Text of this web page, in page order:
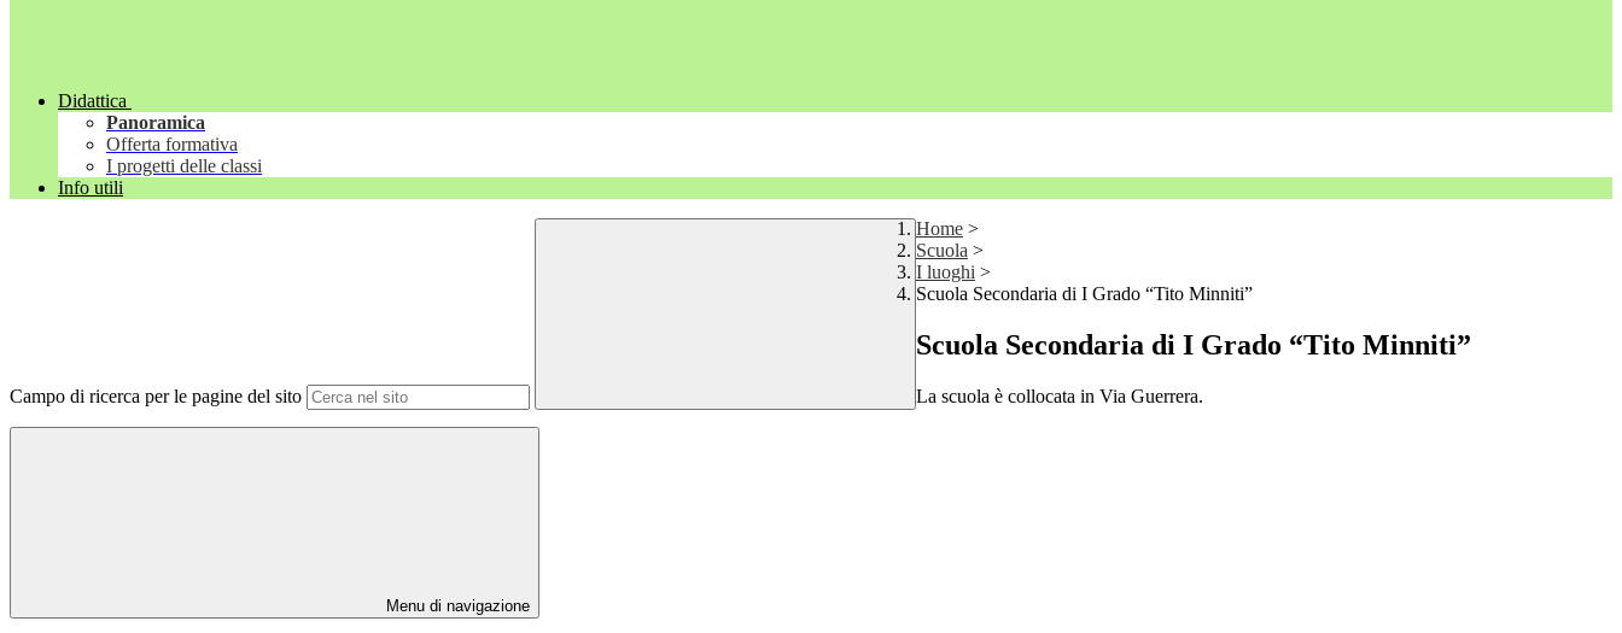
Didattica
Panoramica
Offerta formativa
I progetti delle classi
Info utili
Campo di ricerca per le pagine del sito
Home >
Scuola >
I luoghi >
Scuola Secondaria di I Grado “Tito Minniti”
Scuola Secondaria di I Grado “Tito Minniti”
La scuola è collocata in Via Guerrera.
Menu di navigazione